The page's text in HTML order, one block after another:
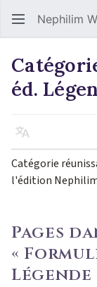
Nephilim
éd.
Langue
Catégorie
l'édition
Pages
«
Légende